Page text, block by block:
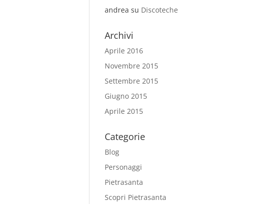
andrea su Discoteche
Archivi
Aprile 2016
Novembre 2015
Settembre 2015
Giugno 2015
Aprile 2015
Categorie
Blog
Personaggi
Pietrasanta
Scopri Pietrasanta